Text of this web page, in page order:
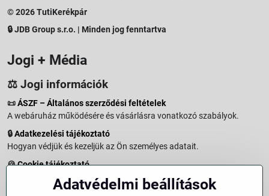
© 2026 TutiKerékpár
🔒 JDB Group s.r.o. | Minden jog fenntartva
Jogi + Média
⚖️ Jogi információk
📜ÁSZF – Általános szerződési feltételek
A webáruház működésére és vásárlásra vonatkozó szabályok.
🔒Adatkezelési tájékoztató
Hogyan védjük és kezeljük az Ön személyes adatait.
🍪Cookie tájékoztató
A weboldalon használt sütikről és adatkezelésről.
Adatvédelmi beállítások